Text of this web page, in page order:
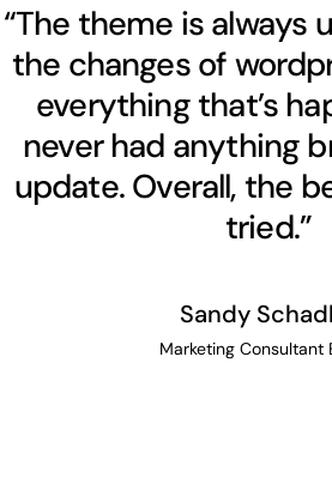
“The theme is always
the changes of
everything that’s
never had anything
update. Overall, the
tried.”
Sandy
Marketing Consultant